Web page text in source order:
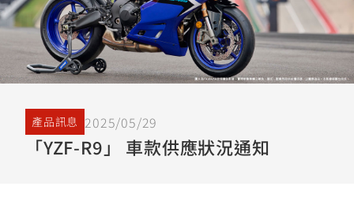
YZF-R9
550+
550+
MT-
09
Y-
AMT
MT-
09
550+
XSR
700
550+
TMAX
550+
251~549
CYGNUS
XR
150
CYGNUS
X
Limi
125
BW'S
125
AXIS
Z /
Zii
125
我的愛車 瀏覽紀錄
產品訊息 2025/05/29
「YZF-R9」 車款供應狀況通知